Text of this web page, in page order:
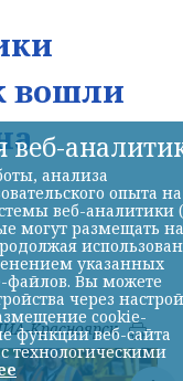
вошли
Красноярск
веб-
анализа
опыта на
веб-аналитики
могут размещать на
указанных
файлов. Вы можете
через
cookie-
функции веб-сайта
технологическими